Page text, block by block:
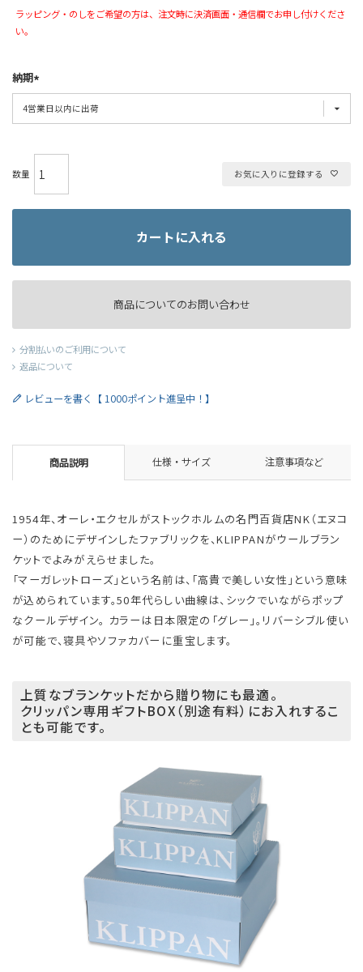
ラッピング・のしをご希望の方は、注文時に決済画面・通信欄でお申し付けくださ
い。
納期
お気に入りに登録する
カートに入れる
商品についてのお問い合わせ
分割払いのご利用について
返品について
レビューを書く【 1000ポイント進呈中！】
商品説明 仕様・サイズ 注意事項など
1954年、オーレ・エクセルがストックホルムの名門百貨店NK（エヌコ
ー）のためにデザインしたファブリックを、KLIPPANがウールブラン
ケットでよみがえらせました。
「マーガレットローズ」という名前は、「高貴で美しい女性」という意味
が込められています。50年代らしい曲線は、シックでいながらポップ
なクールデザイン。 カラーは日本限定の「グレー」。リバーシブル使い
が可能で、寝具やソファカバーに重宝します。
上質なブランケットだから贈り物にも最適。
クリッパン専用ギフトBOX（別途有料）にお入れするこ
とも可能です。